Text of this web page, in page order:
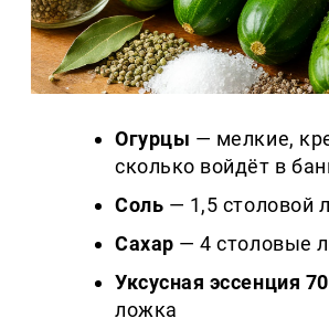
Огурцы — мелкие,
сколько войдёт в
Соль — 1,5 столовой
Сахар — 4 столовые
Уксусная эссенция
ложка